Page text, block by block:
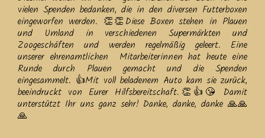
vielen Spenden bedanken, die in den diversen Futterboxen
eingeworfen werden. 👏👏Diese Boxen stehen in Plauen
und Umland in verschiedenen Supermärkten und
Zoogeschäften und werden regelmäßig geleert. Eine
unserer ehrenamtlichen Mitarbeiterinnen hat heute eine
Runde durch Plauen gemacht und die Spenden
eingesammelt. 👍Mit voll beladenem Auto kam sie zurück,
beeindruckt von Eurer Hilfsbereitschaft.👏👍😘 Damit
unterstützt Ihr uns ganz sehr! Danke, danke, danke 🙏🙏
🙏